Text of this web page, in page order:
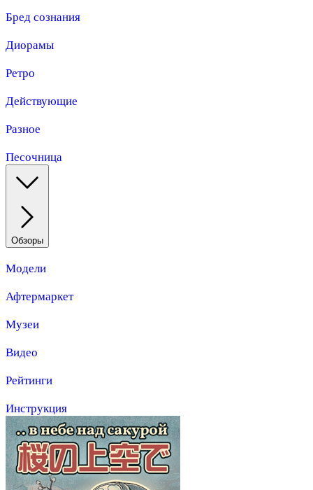
Бред сознания
Диорамы
Ретро
Действующие
Разное
Песочница
Обзоры
Модели
Афтермаркет
Музеи
Видео
Рейтинги
Инструкция